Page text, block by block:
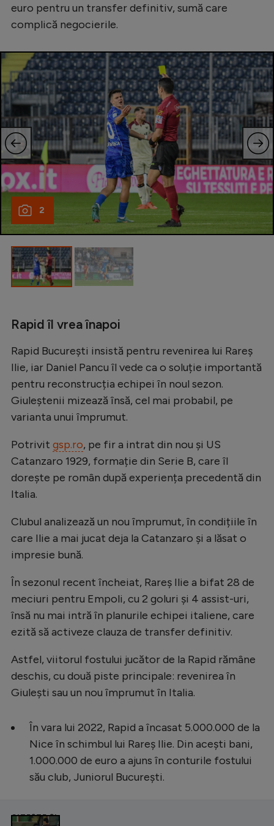
Starurile fotbalului
Stranieri
Clasamente
Tenis
Handbal
Natație
Formula 1
Auto
Rugby
Alte sporturi
JO 2024
Intră în cont
Creează cont
euro pentru un transfer definitiv, sumă care
complică negocierile.
2
Rapid îl vrea înapoi
Rapid București insistă pentru revenirea lui Rareș
Ilie, iar Daniel Pancu îl vede ca o soluție importantă
pentru reconstrucția echipei în noul sezon.
Giuleștenii mizează însă, cel mai probabil, pe
varianta unui împrumut.
Potrivit gsp.ro, pe fir a intrat din nou și US
Catanzaro 1929, formație din Serie B, care îl
dorește pe român după experiența precedentă din
Italia.
Clubul analizează un nou împrumut, în condițiile în
care Ilie a mai jucat deja la Catanzaro și a lăsat o
impresie bună.
În sezonul recent încheiat, Rareș Ilie a bifat 28 de
meciuri pentru Empoli, cu 2 goluri și 4 assist-uri,
însă nu mai intră în planurile echipei italiene, care
ezită să activeze clauza de transfer definitiv.
Astfel, viitorul fostului jucător de la Rapid rămâne
deschis, cu două piste principale: revenirea în
Giulești sau un nou împrumut în Italia.
În vara lui 2022, Rapid a încasat 5.000.000 de la
Nice în schimbul lui Rareș Ilie. Din acești bani,
1.000.000 de euro a ajuns în conturile fostului
său club, Juniorul București.
CITEȘTE ȘI